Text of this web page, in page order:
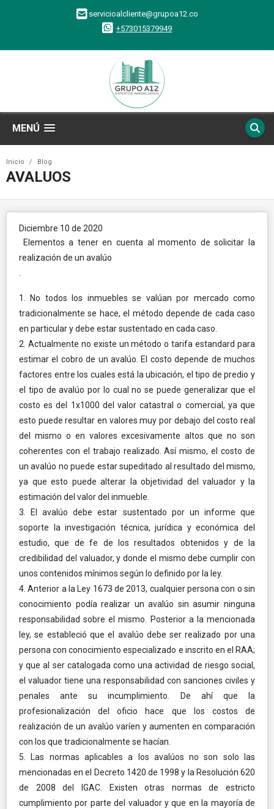
servicioalcliente@grupoa12.co
+573015379949
MENÚ
Inicio Blog
AVALUOS
Diciembre 10 de 2020
Elementos a tener en cuenta al momento de solicitar la
realización de un avalúo
1. No todos los inmuebles se valúan por mercado como
tradicionalmente se hace, el método depende de cada caso
en particular y debe estar sustentado en cada caso.
2. Actualmente no existe un método o tarifa estandard para
estimar el cobro de un avalúo. El costo depende de muchos
factores entre los cuales está la ubicación, el tipo de predio y
el tipo de avalúo por lo cual no se puede generalizar que el
costo es del 1x1000 del valor catastral o comercial, ya que
esto puede resultar en valores muy por debajo del costo real
del mismo o en valores excesivamente altos que no son
coherentes con el trabajo realizado. Así mismo, el costo de
un avalúo no puede estar supeditado al resultado del mismo,
ya que esto puede alterar la objetividad del valuador y la
estimación del valor del inmueble.
3. El avalúo debe estar sustentado por un informe que
soporte la investigación técnica, jurídica y económica del
estudio, que de fe de los resultados obtenidos y de la
credibilidad del valuador, y donde el mismo debe cumplir con
unos contenidos mínimos según lo definido por la ley.
4. Anterior a la Ley 1673 de 2013, cualquier persona con o sin
conocimiento podía realizar un avalúo sin asumir ninguna
responsabilidad sobre el mismo. Posterior a la mencionada
ley, se estableció que el avalúo debe ser realizado por una
persona con conocimiento especializado e inscrito en el RAA;
y que al ser catalogada como una actividad de riesgo social,
el valuador tiene una responsabilidad con sanciones civiles y
penales ante su incumplimiento. De ahí que la
profesionalización del oficio hace que los costos de
realización de un avalúo varíen y aumenten en comparación
con los que tradicionalmente se hacían.
5. Las normas aplicables a los avalúos no son solo las
mencionadas en el Decreto 1420 de 1998 y la Resolución 620
de 2008 del IGAC. Existen otras normas de estricto
cumplimiento por parte del valuador y que en la mayoría de